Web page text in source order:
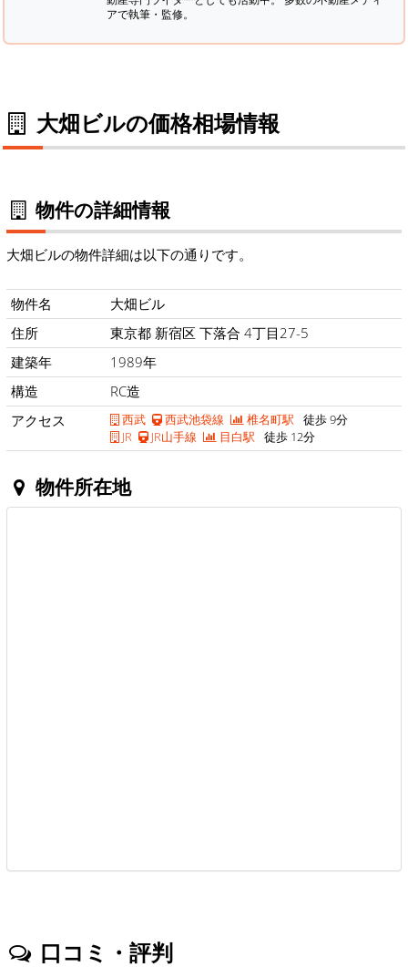
アで執筆・監修。
大畑ビルの価格相場情報
物件の詳細情報
大畑ビルの物件詳細は以下の通りです。
物件名
大畑ビル
住所
東京都 新宿区 下落合 4丁目27-5
建築年
1989年
構造
RC造
アクセス
西武 西武池袋線 椎名町駅 徒歩 9分
JR
JR山手線 目白駅 徒歩 12分
物件所在地
口コミ・評判